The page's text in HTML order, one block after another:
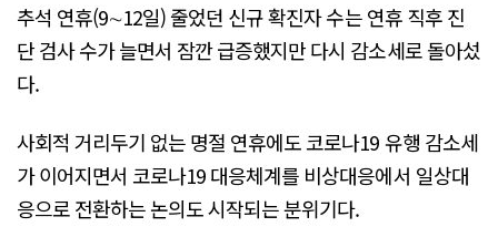
추석 연휴(9∼12일) 줄었던 신규 확진자 수는 연휴 직후 진
단 검사 수가 늘면서 잠깐 급증했지만 다시 감소세로 돌아섰
다.
사회적 거리두기 없는 명절 연휴에도 코로나19 유행 감소세
가 이어지면서 코로나19 대응체계를 비상대응에서 일상대
응으로 전환하는 논의도 시작되는 분위기다.